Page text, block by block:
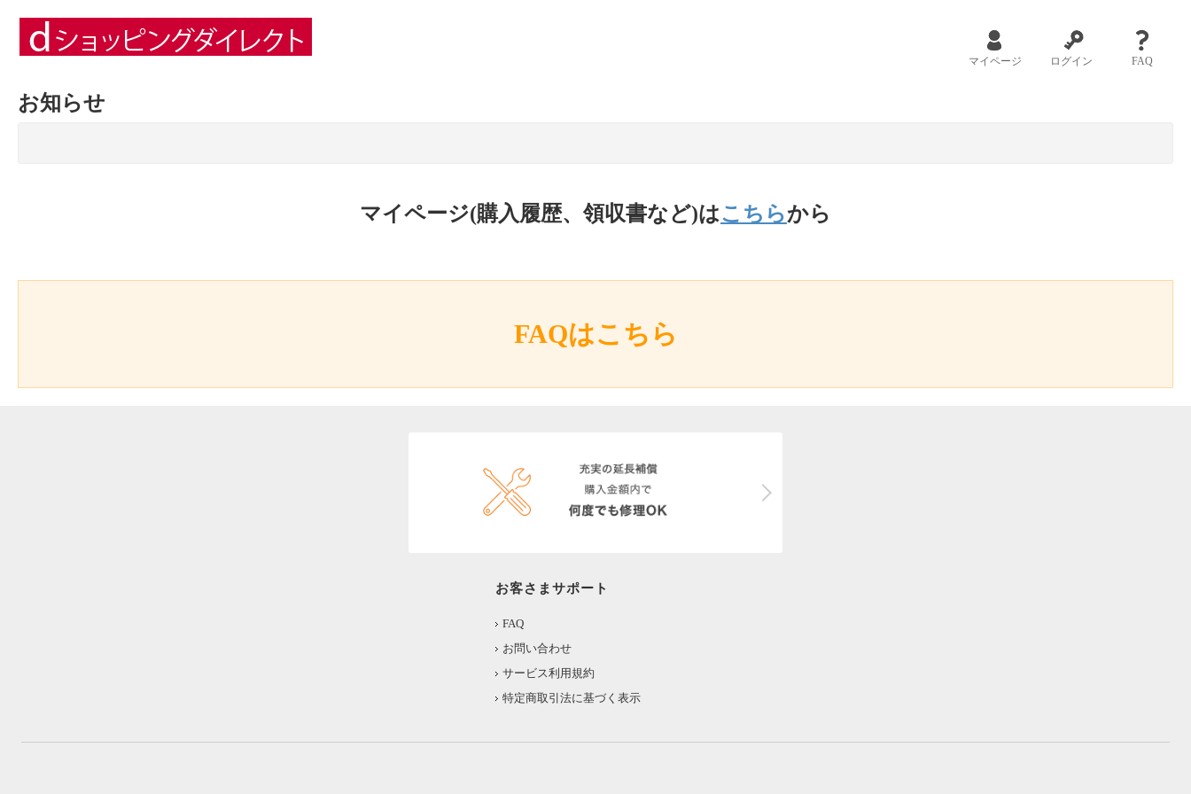
マイページ ログイン FAQ
お知らせ
マイページ(購入履歴、領収書など)はこちらから
FAQはこちら
お客さまサポート
FAQ
お問い合わせ
サービス利用規約
特定商取引法に基づく表示